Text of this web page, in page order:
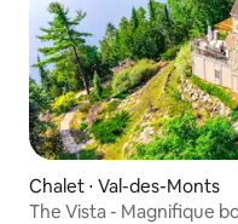
Chalet ⋅ Val-des-Monts
The Vista - Magnifique